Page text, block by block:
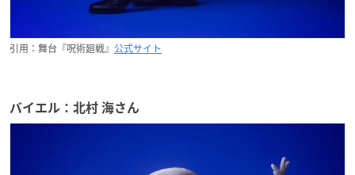
引用：舞台『呪術廻戦』 公式サイト
バイエル：北村 海さん